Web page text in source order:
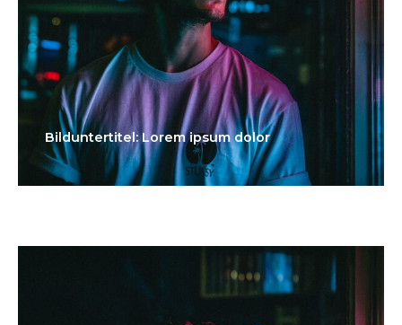
Bilduntertitel: Lorem ipsum dolor